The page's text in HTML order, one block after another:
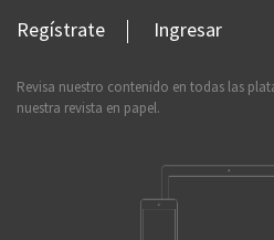
Regístrate Ingresar
Revisa nuestro contenido en todas las
nuestra revista en papel.